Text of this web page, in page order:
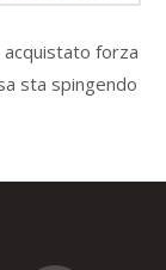
forza
sta spingendo